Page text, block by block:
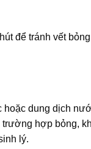
để tránh vết
dung dịch
hợp bỏng,
lý.